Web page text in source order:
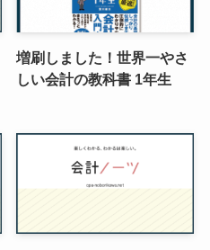
増刷しました！世界一やさ
しい会計の教科書 1年生